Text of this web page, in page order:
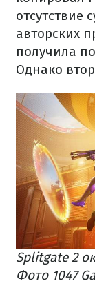
отсутствие
авторских
получила
Однако
Splitgate 2
Фото 1047